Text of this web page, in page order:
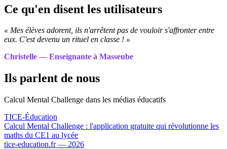
Ce qu'en disent les utilisateurs
« Mes élèves adorent, ils n'arrêtent pas de vouloir s'affronter entre
eux. C'est devenu un rituel en classe ! »
Christelle — Enseignante à Masseube
Ils parlent de nous
Calcul Mental Challenge dans les médias éducatifs
TICE-Éducation
Calcul Mental Challenge : l'application gratuite qui révolutionne les
maths du CE1 au lycée
tice-education.fr — 2026